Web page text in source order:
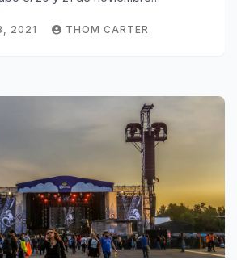
2021 THOM CARTER